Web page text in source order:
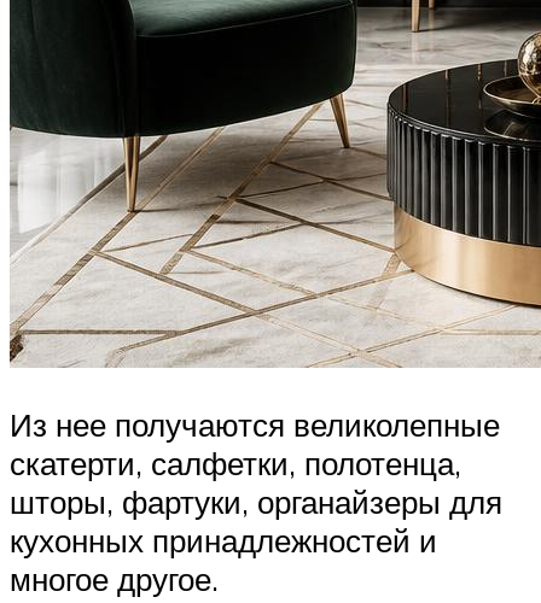
Из нее получаются великолепные
скатерти, салфетки, полотенца,
шторы, фартуки, органайзеры для
кухонных принадлежностей и
многое другое.